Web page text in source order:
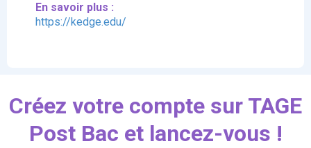
En savoir plus :
https://kedge.edu/
Créez votre compte sur TAGE
Post Bac et lancez-vous !